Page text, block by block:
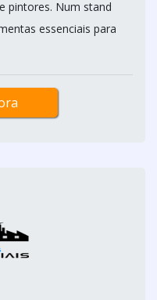
pintores. Num stand
essenciais para